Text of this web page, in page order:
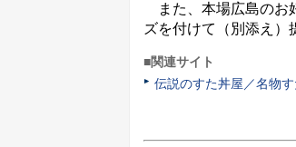
また、本場広島のお
ズを付けて（別添え）
■関連サイト
伝説のすた丼屋／名物